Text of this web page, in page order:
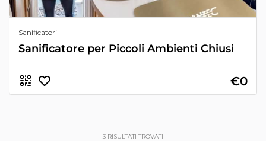
Sanificatori
Sanificatore per Piccoli Ambienti Chiusi
€0
3 RISULTATI TROVATI